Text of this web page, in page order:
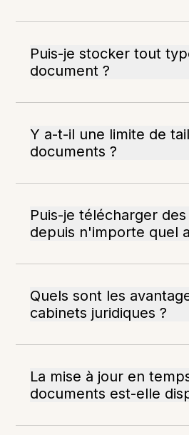
Puis-je stocker tout
document ?
Y a-t-il une limite de
documents ?
Puis-je télécharger
depuis n'importe quel
Quels sont les
cabinets juridiques ?
La mise à jour en
documents est-elle